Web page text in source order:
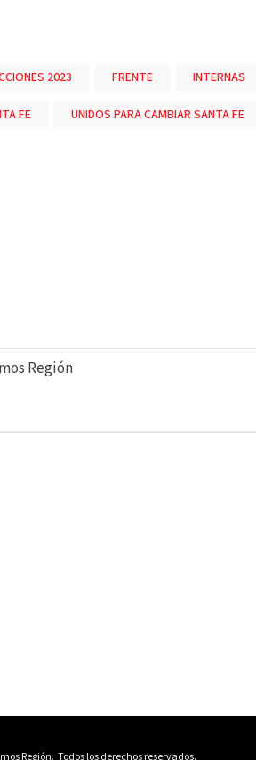
2023 FRENTE INTERNAS
FE UNIDOS PARA CAMBIAR SANTA FE
Región
Región. Todos los derechos reservados.